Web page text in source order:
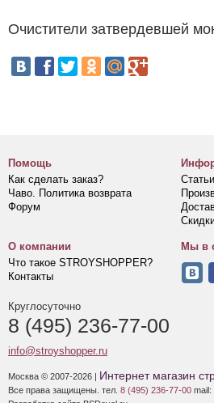
Очистители затвердевшей
Помощь
Как сделать заказ?
Чаво. Политика возврата
Форум
Статьи
О компании
Что такое STROYSHOPPER?
Контакты
Мы в
Круглосуточно
8 (495) 236-77-00
info@stroyshopper.ru
Москва © 2007-2026 | Интернет магазин
Все права защищены. тел. 8 (495) 236-77-00 mail: